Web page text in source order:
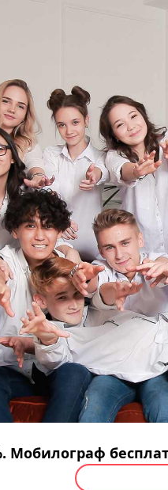
Мобилограф